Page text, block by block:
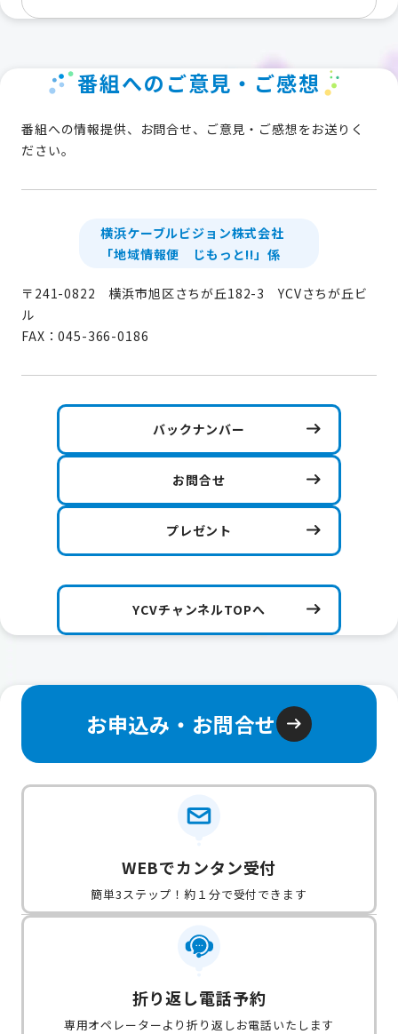
番組へのご意見・ご感想
番組への情報提供、お問合せ、ご意見・ご感想をお送りく
ださい。
横浜ケーブルビジョン株式会社
「地域情報便 じもっと!!」係
〒241-0822 横浜市旭区さちが丘182-3 YCVさちが丘ビ
ル
FAX：045-366-0186
バックナンバー
お問合せ
プレゼント
YCVチャンネルTOPへ
お申込み・お問合せ
WEBでカンタン受付
簡単3ステップ！約１分で受付できます
折り返し電話予約
専用オペレーターより折り返しお電話いたします